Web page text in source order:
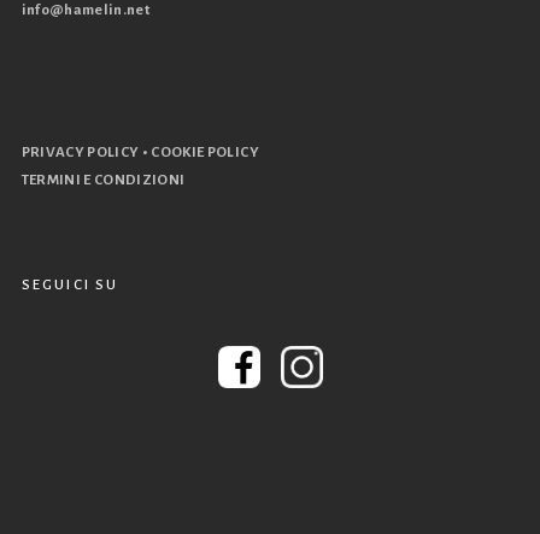
info@hamelin.net
PRIVACY POLICY • COOKIE POLICY
TERMINI E CONDIZIONI
SEGUICI SU